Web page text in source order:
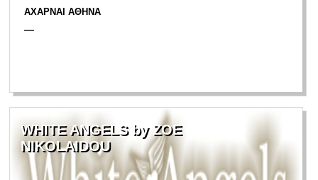
ΑΧΑΡΝΑΙ ΑΘΗΝΑ
—
WHITE ANGELS by ZOE
NIKOLAIDOU